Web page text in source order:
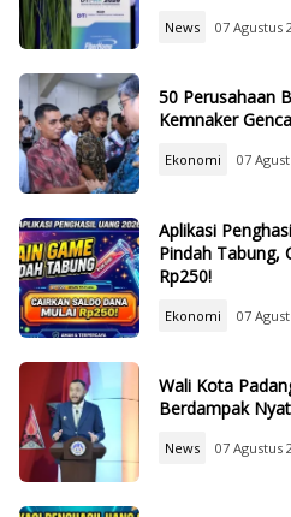
News 07 Agustus
50 Perusahaan
Kemnaker
Ekonomi 07
Aplikasi
Pindah Tabung,
Rp250!
Ekonomi 07
Wali Kota
Berdampak
News 07 Agustus